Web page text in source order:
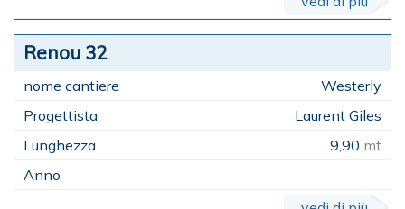
Renou 32
Westerly
Laurent Giles
9,90 mt